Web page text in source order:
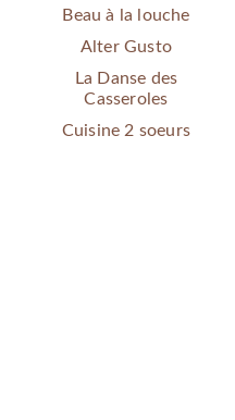
Beau à la louche
Alter Gusto
La Danse des
Casseroles
Cuisine 2 soeurs